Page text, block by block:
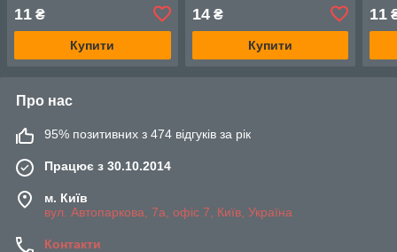
11 ₴
Купити
14₴
Купити
11
Про нас
95% позитивних з 474 відгуків за рік
Працює з 30.10.2014
м. Київ
вул. Автопаркова, 7а, офіс 7, Київ, Україна
Контакти